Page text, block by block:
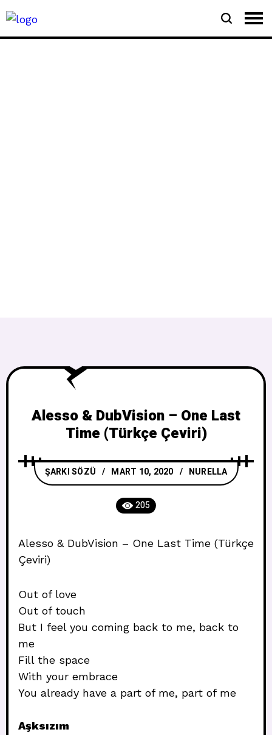
Alesso & DubVision – One Last
Time (Türkçe Çeviri)
ŞARKI SÖZÜ MART 10, 2020 NURELLA
205
Alesso & DubVision – One Last Time (Türkçe
Çeviri)
Out of love
Out of touch
But I feel you coming back to me, back to
me
Fill the space
With your embrace
You already have a part of me, part of me
Aşksızım